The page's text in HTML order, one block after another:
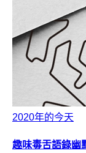
2020年的今天
趣味毒舌語錄幽